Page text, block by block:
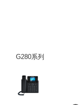
G280系列